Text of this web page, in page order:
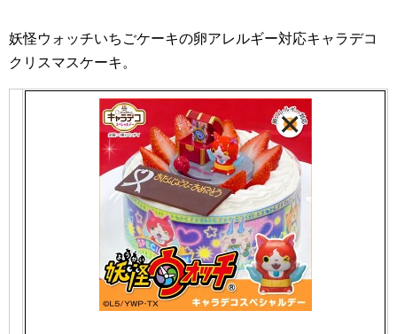
妖怪ウォッチいちごケーキの卵アレルギー対応キャラデコ
クリスマスケーキ。